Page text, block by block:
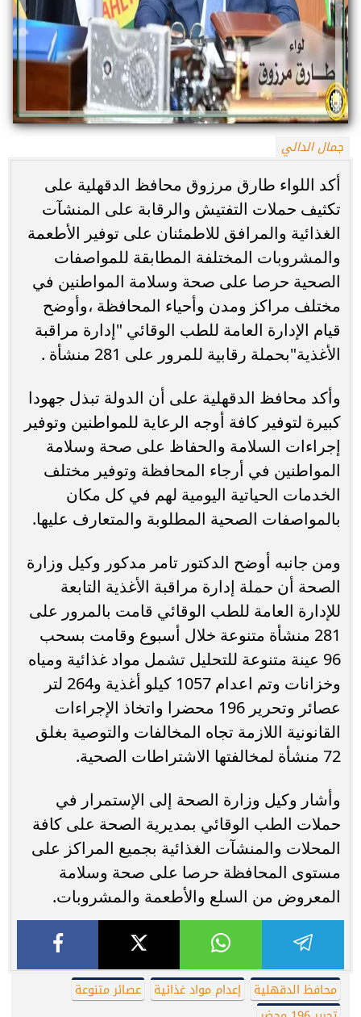
جمال الدالي
أكد اللواء طارق مرزوق محافظ الدقهلية على
تكثيف حملات التفتيش والرقابة على المنشآت
الغذائية والمرافق للاطمئنان على توفير الأطعمة
والمشروبات المختلفة المطابقة للمواصفات
الصحية حرصا على صحة وسلامة المواطنين في
مختلف مراكز ومدن وأحياء المحافظة ،وأوضح
قيام الإدارة العامة للطب الوقائي "إدارة مراقبة
الأغذية"بحملة رقابية للمرور على 281 منشأة .
وأكد محافظ الدقهلية على أن الدولة تبذل جهودا
كبيرة لتوفير كافة أوجه الرعاية للمواطنين وتوفير
إجراءات السلامة والحفاظ على صحة وسلامة
المواطنين في أرجاء المحافظة وتوفير مختلف
الخدمات الحياتية اليومية لهم في كل مكان
بالمواصفات الصحية المطلوبة والمتعارف عليها.
ومن جانبه أوضح الدكتور تامر مدكور وكيل وزارة
الصحة أن حملة إدارة مراقبة الأغذية التابعة
للإدارة العامة للطب الوقائي قامت بالمرور على
281 منشأة متنوعة خلال أسبوع وقامت بسحب
96 عينة متنوعة للتحليل تشمل مواد غذائية ومياه
وخزانات وتم اعدام 1057 كيلو أغذية و264 لتر
عصائر وتحرير 196 محضرا واتخاذ الإجراءات
القانونية اللازمة تجاه المخالفات والتوصية بغلق
72 منشأة لمخالفتها الاشتراطات الصحية.
وأشار وكيل وزارة الصحة إلى الإستمرار في
حملات الطب الوقائي بمديرية الصحة على كافة
المحلات والمنشآت الغذائية بجميع المراكز على
مستوى المحافظة حرصا على صحة وسلامة
المعروض من السلع والأطعمة والمشروبات.
محافظ الدقهلية إعدام مواد غذائية
عصائر متنوعة